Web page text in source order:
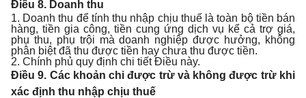
Điều 8. Doanh thu
1. Doanh thu để tính thu nhập chịu thuế là toàn bộ tiền bán
hàng, tiền gia công, tiền cung ứng dịch vụ kể cả trợ giá,
phụ thu, phụ trội mà doanh nghiệp được hưởng, không
phân biệt đã thu được tiền hay chưa thu được tiền.
2. Chính phủ quy định chi tiết Điều này.
Điều 9. Các khoản chi được trừ và không được trừ khi
xác định thu nhập chịu thuế